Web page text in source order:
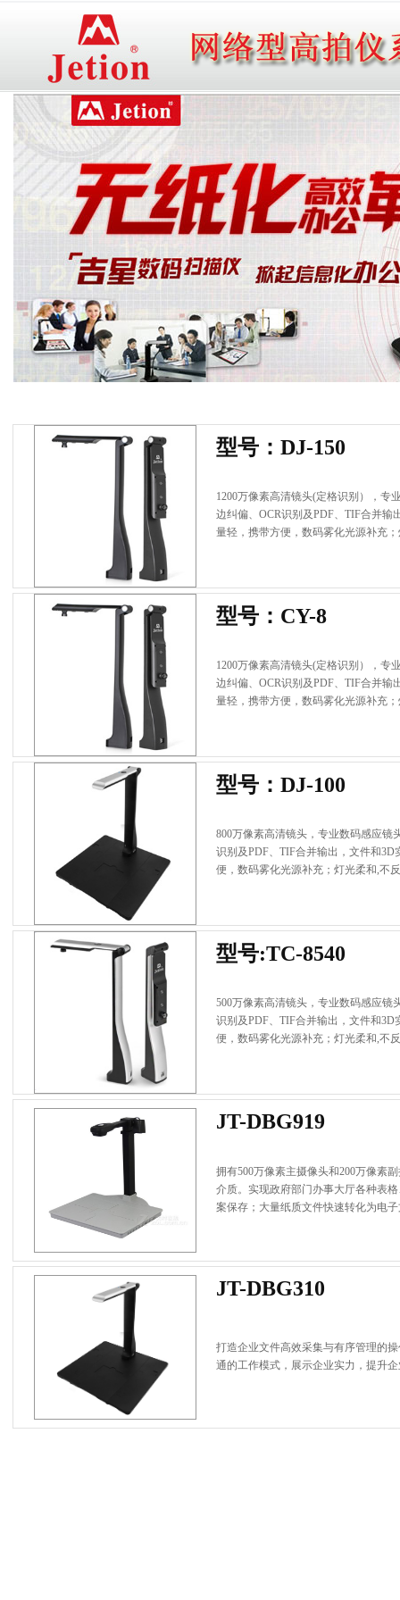
型号：DJ-150
1200万像素高清镜头(定格识别），专
边纠偏、OCR识别及PDF、TIF合并
量轻，携带方便，数码雾化光源补充
型号：CY-8
1200万像素高清镜头(定格识别），专
边纠偏、OCR识别及PDF、TIF合并
量轻，携带方便，数码雾化光源补充
型号：DJ-100
800万像素高清镜头，专业数码感应镜
识别及PDF、TIF合并输出，文件和
便，数码雾化光源补充；灯光柔和,不
型号:TC-8540
500万像素高清镜头，专业数码感应镜
识别及PDF、TIF合并输出，文件和
便，数码雾化光源补充；灯光柔和,不
JT-DBG919
拥有500万像素主摄像头和200万像素
介质。实现政府部门办事大厅各种表
案保存；大量纸质文件快速转化为电
JT-DBG310
打造企业文件高效采集与有序管理的
通的工作模式，展示企业实力，提升